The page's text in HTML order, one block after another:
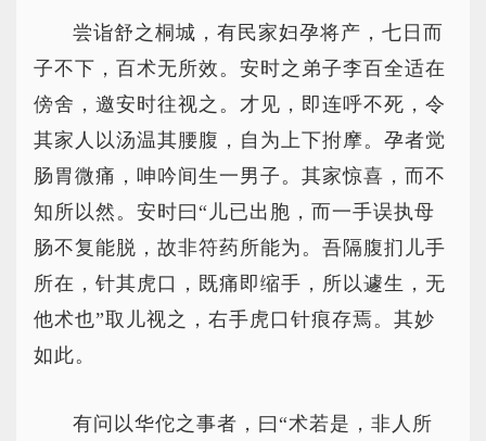
尝诣舒之桐城，有民家妇孕将产，七日而
子不下，百术无所效。安时之弟子李百全适在
傍舍，邀安时往视之。才见，即连呼不死，令
其家人以汤温其腰腹，自为上下拊摩。孕者觉
肠胃微痛，呻吟间生一男子。其家惊喜，而不
知所以然。安时曰“儿已出胞，而一手误执母
肠不复能脱，故非符药所能为。吾隔腹扪儿手
所在，针其虎口，既痛即缩手，所以遽生，无
他术也”取儿视之，右手虎口针痕存焉。其妙
如此。
有问以华佗之事者，曰“术若是，非人所